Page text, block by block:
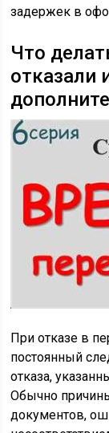
задержек в
Что
отказали
При отказе в
постоянный
отказа,
Обычно
документов,